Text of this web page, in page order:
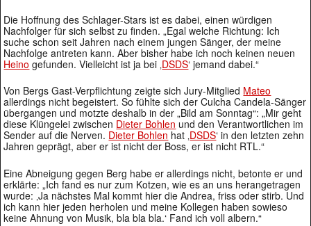
Die Hoffnung des Schlager-Stars ist es dabei, einen würdigen
Nachfolger für sich selbst zu finden. „Egal welche Richtung: Ich
suche schon seit Jahren nach einem jungen Sänger, der meine
Nachfolge antreten kann. Aber bisher habe ich noch keinen neuen
Heino gefunden. Vielleicht ist ja bei ‚ DSDS‘ jemand dabei.“
Von Bergs Gast-Verpflichtung zeigte sich Jury-Mitglied Mateo
allerdings nicht begeistert. So fühlte sich der Culcha Candela-Sänger
übergangen und motzte deshalb in der „Bild am Sonntag“: „Mir geht
diese Klüngelei zwischen Dieter Bohlen und den Verantwortlichen im
Sender auf die Nerven. Dieter Bohlen hat ‚DSDS‘ in den letzten zehn
Jahren geprägt, aber er ist nicht der Boss, er ist nicht RTL.“
Eine Abneigung gegen Berg habe er allerdings nicht, betonte er und
erklärte: „Ich fand es nur zum Kotzen, wie es an uns herangetragen
wurde: ‚Ja nächstes Mal kommt hier die Andrea, friss oder stirb. Und
ich kann hier jeden herholen und meine Kollegen haben sowieso
keine Ahnung von Musik, bla bla bla.‘ Fand ich voll albern.“